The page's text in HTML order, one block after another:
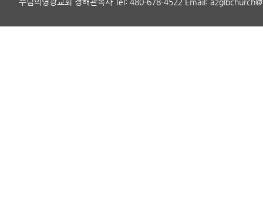
주님의영광교회 정해관목사 Tel: 480-678-4522 Email: